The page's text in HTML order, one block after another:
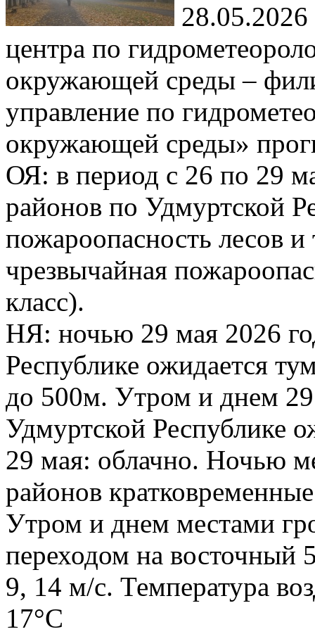
28.05.2026
центра по
окружающей среды –
управление по
окружающей среды»
ОЯ: в период с 26 по 29
районов по Удмуртской
пожароопасность лесов
чрезвычайная
класс).
НЯ: ночью 29 мая 2026
Республике ожидается
до 500м. Утром и днем
Удмуртской Республике
29 мая: облачно. Ночью
районов
Утром и днем местами
переходом на восточный
9, 14 м/с. Температура
17°С